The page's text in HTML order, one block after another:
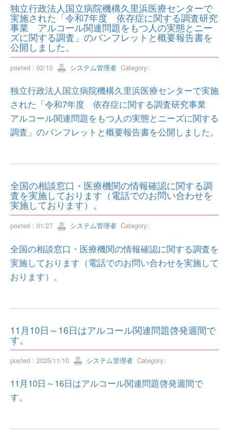
独立行政法人国立病院機構久里浜医療センターで
実施された「令和7年度 依存症に関する調査研究
事業 アルコール関連問題をもつ人の実態とニー
ズに関する調査」のパンフレットと概要報告書を
公開しました。
posted : 02/10 システム管理者 Category:
独立行政法人国立病院機構久里浜医療センターで実施
された「令和7年度 依存症に関する調査研究事業
アルコール関連問題をもつ人の実態とニーズに関する
調査」のパンフレットと概要報告書を公開しました。
全国の相談窓口・医療機関の情報確認に関する調
査を実施しております（電話でのお問い合わせを
実施しております）。
posted : 01/27 システム管理者 Category:
全国の相談窓口・医療機関の情報確認に関する調査を
実施しております（電話でのお問い合わせを実施して
おります）。
11月10日～16日はアルコール関連問題啓発週間で
す。
posted : 2025/11/10 システム管理者 Category:
11月10日～16日はアルコール関連問題啓発週間で
す。